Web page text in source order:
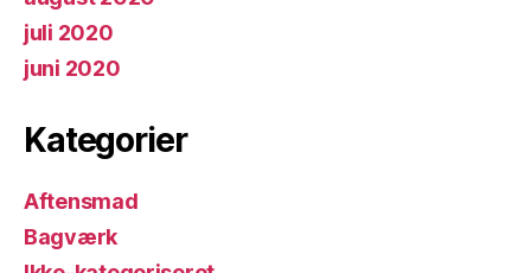
juli 2020
juni 2020
Kategorier
Aftensmad
Bagværk